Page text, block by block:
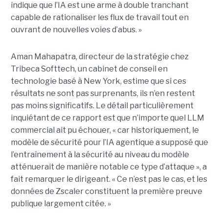
indique que l’IA est une arme à double tranchant
capable de rationaliser les flux de travail tout en
ouvrant de nouvelles voies d’abus. »
Aman Mahapatra, directeur de la stratégie chez
Tribeca Softtech, un cabinet de conseil en
technologie basé à New York, estime que si ces
résultats ne sont pas surprenants, ils n’en restent
pas moins significatifs. Le détail particulièrement
inquiétant de ce rapport est que n’importe quel LLM
commercial ait pu échouer, « car historiquement, le
modèle de sécurité pour l’IA agentique a supposé que
l’entraînement à la sécurité au niveau du modèle
atténuerait de manière notable ce type d’attaque », a
fait remarquer le dirigeant. « Ce n’est pas le cas, et les
données de Zscaler constituent la première preuve
publique largement citée. »